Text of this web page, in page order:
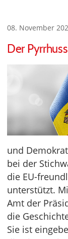
08. November
Der
und
bei der
die EU-
unterstützt.
Amt der
die
Sie ist